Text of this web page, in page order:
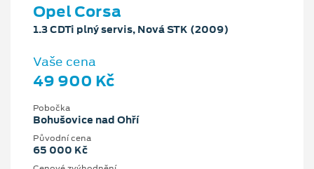
Opel Corsa
1.3 CDTi plný servis, Nová STK (2009)
Vaše cena
49 900 Kč
Pobočka
Bohušovice nad Ohří
Původní cena
65 000 Kč